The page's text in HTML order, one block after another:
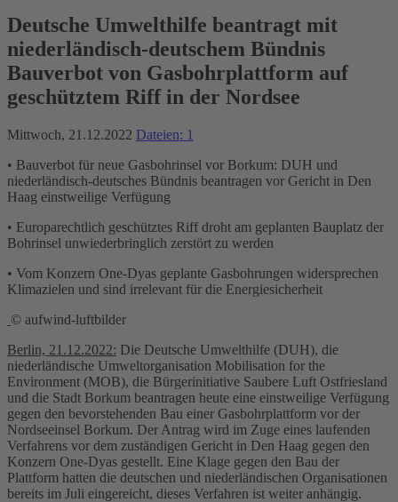
Deutsche Umwelthilfe beantragt mit
niederländisch-deutschem Bündnis
Bauverbot von Gasbohrplattform auf
geschütztem Riff in der Nordsee
Mittwoch, 21.12.2022 Dateien: 1
• Bauverbot für neue Gasbohrinsel vor Borkum: DUH und
niederländisch-deutsches Bündnis beantragen vor Gericht in Den
Haag einstweilige Verfügung
• Europarechtlich geschütztes Riff droht am geplanten Bauplatz der
Bohrinsel unwiederbringlich zerstört zu werden
• Vom Konzern One-Dyas geplante Gasbohrungen widersprechen
Klimazielen und sind irrelevant für die Energiesicherheit
© aufwind-luftbilder
Berlin, 21.12.2022: Die Deutsche Umwelthilfe (DUH), die
niederländische Umweltorganisation Mobilisation for the
Environment (MOB), die Bürgerinitiative Saubere Luft Ostfriesland
und die Stadt Borkum beantragen heute eine einstweilige Verfügung
gegen den bevorstehenden Bau einer Gasbohrplattform vor der
Nordseeinsel Borkum. Der Antrag wird im Zuge eines laufenden
Verfahrens vor dem zuständigen Gericht in Den Haag gegen den
Konzern One-Dyas gestellt. Eine Klage gegen den Bau der
Plattform hatten die deutschen und niederländischen Organisationen
bereits im Juli eingereicht, dieses Verfahren ist weiter anhängig.